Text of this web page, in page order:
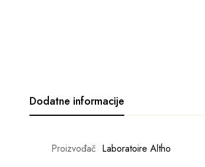
Dodatne informacije
Proizvođač Laboratoire Altho